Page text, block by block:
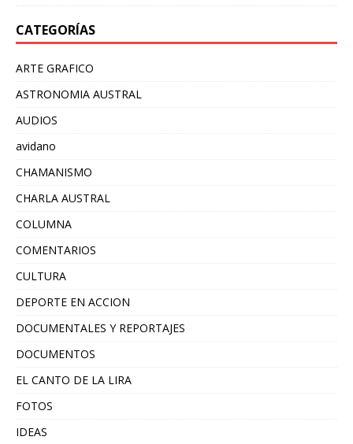
CATEGORÍAS
ARTE GRAFICO
ASTRONOMIA AUSTRAL
AUDIOS
avidano
CHAMANISMO
CHARLA AUSTRAL
COLUMNA
COMENTARIOS
CULTURA
DEPORTE EN ACCION
DOCUMENTALES Y REPORTAJES
DOCUMENTOS
EL CANTO DE LA LIRA
FOTOS
IDEAS